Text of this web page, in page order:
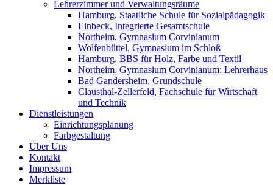
Lehrerzimmer und Verwaltungsräume
Hamburg, Staatliche Schule für Sozialpädagogik
Einbeck, Integrierte Gesamtschule
Northeim, Gymnasium Corvinianum
Wolfenbüttel, Gymnasium im Schloß
Hamburg, BBS für Holz, Farbe und Textil
Northeim, Gymnasium Corvinianum: Lehrerhaus
Bad Gandersheim, Grundschule
Clausthal-Zellerfeld, Fachschule für Wirtschaft
und Technik
Dienstleistungen
Einrichtungsplanung
Farbgestaltung
Über Uns
Kontakt
Impressum
Merkliste